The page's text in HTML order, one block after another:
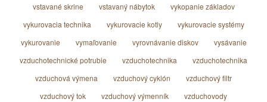
vstavané skrine
vstavaný nábytok
vykopanie základov
vykurovacia technika
vykurovacie kotly
vykurovacie systémy
vykurovanie
vymaľovanie vyrovnávanie diskov
vysávanie
vzduchotechnické potrubie
vzduchotechnika
vzduchotechnika
vzduchová výmena
vzduchový cyklón
vzduchový filtr
vzduchový tok
vzduchový výmenník
vzduchovody